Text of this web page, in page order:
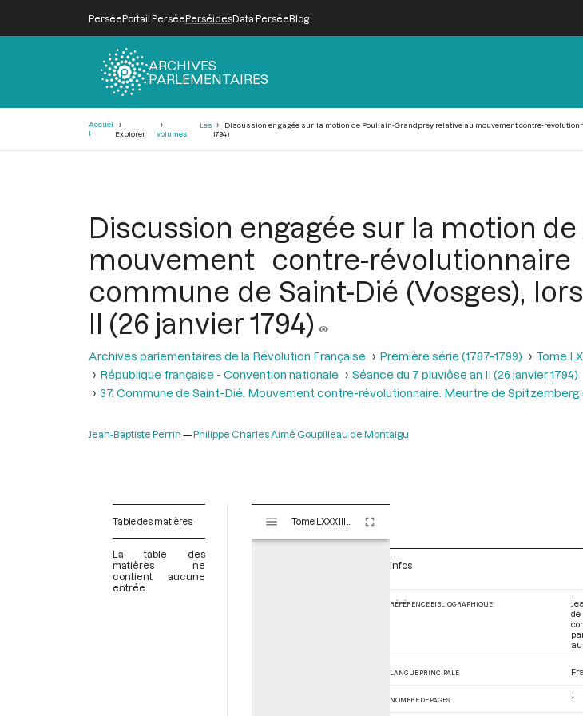
PerséePortail PerséePerséidesData PerséeBlog
ARCHIVES
PARLEMENTAIRES
Accuei
l
Explorer
Les
volumes
Discussion engagée sur la motion de Poullain-Grandprey relative au mouvement contre-
1794)
Discussion engagée sur la motion
mouvement contre-
commune de Saint-Dié (Vosges),
II (26 janvier 1794)
Archives parlementaires de la Révolution Française Première série (1787-1799)
Tome
République française - Convention nationale
Séance du 7 pluviôse an II (26 janvier 1794)
37. Commune de Saint-Dié. Mouvement contre-révolutionnaire. Meurtre de
Jean-Baptiste Perrin Philippe Charles Aimé Goupilleau de Montaigu
Table des matières
La table des
matières ne
contient aucune
entrée.
s
Infos
RÉFÉRENCE BIBLIOGRAPHIQUE
au
LANGUE PRINCIPALE
NOMBRE DE PAGES 1